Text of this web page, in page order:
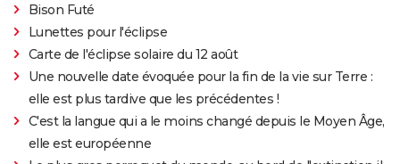
Bison Futé
Lunettes pour l'éclipse
Carte de l'éclipse solaire du 12 août
Une nouvelle date évoquée pour la fin de la vie sur Terre :
elle est plus tardive que les précédentes !
C'est la langue qui a le moins changé depuis le Moyen Âge,
elle est européenne